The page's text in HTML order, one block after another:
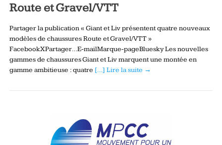
Route et Gravel/VTT
Partager la publication « Giant et Liv présentent quatre nouveaux
modèles de chaussures Route et Gravel/VTT »
FacebookXPartager…E-mailMarque-pageBluesky Les nouvelles
gammes de chaussures Giant et Liv marquent une montée en
gamme ambitieuse : quatre […] Lire la suite →